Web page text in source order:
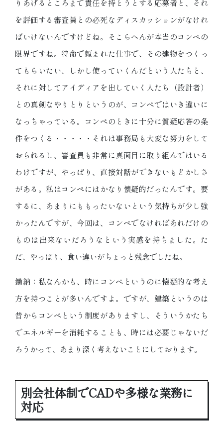
りあげるところまで責任を持とうとする応募者と、それ
を評価する審査員との必死なディスカッションがなけれ
ばいけないんですけどね。そこらへんが本当のコンペの
限界ですね。特命で頼まれた仕事で、その建物をつくっ
てもらいたい、しかし使っていくんだという人たちと、
それに対してアイディアを出していく人たち（設計者）
との真剣なやりとりというのが、コンペではいき違いに
なっちゃっている。コンペのときに十分に質疑応答の条
件をつくる・・・・・それは事務局も大変な努力をして
おられるし、審査員も非常に真面目に取り組んではいる
わけですが、やっぱり、直接対話ができないもどかしさ
がある。私はコンペにはかなり懐疑的だったんです。要
するに、あまりにももったいないという気持ちが少し強
かったんですが、今回は、コンペでなければあれだけの
ものは出来ないだろうなという実感を持ちました。た
だ、やっぱり、食い違いがちょっと残念でしたね。
鋤納：私なんかも、時にコンペというのに懐疑的な考え
方を持つことが多いんですよ。ですが、建築というのは
昔からコンペという制度がありますし、そういうかたち
でエネルギーを消耗することも、時には必要じゃないだ
ろうかって、あまり深く考えないことにしております。
別会社体制でCADや多様な業務に
対応